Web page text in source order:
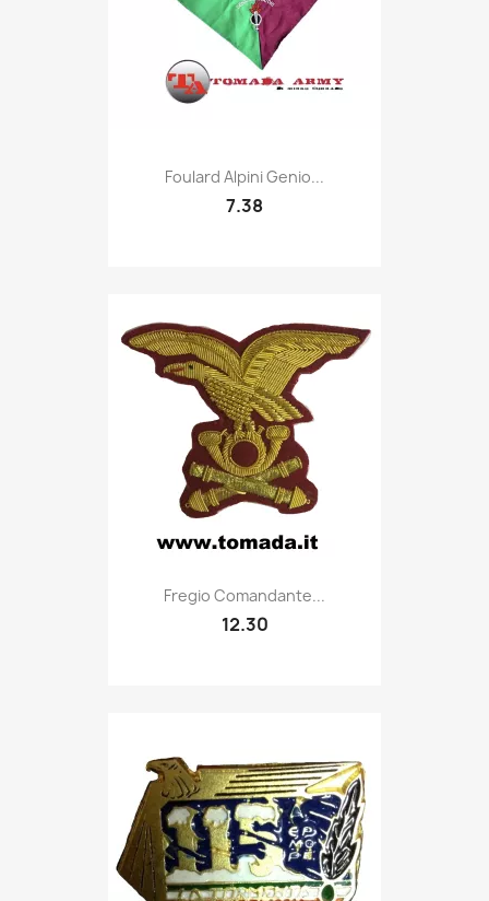
Quick view
Foulard Alpini Genio...
7.38
Quick view
Fregio Comandante...
12.30